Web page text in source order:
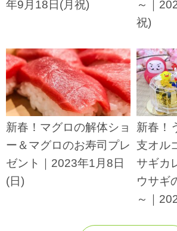
年9月18日(月祝)
～｜
祝)
新春！マグロの解体ショ
ー＆マグロのお寿司プレ
ゼント｜2023年1月8日
(日)
新春！
支オル
サギカ
ウサギ
～｜